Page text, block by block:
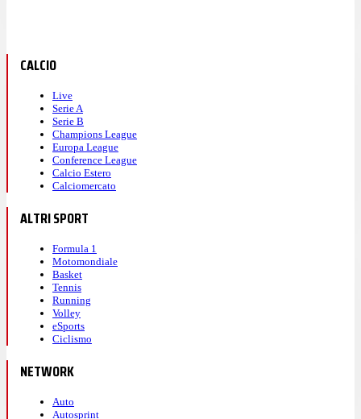
CALCIO
Live
Serie A
Serie B
Champions League
Europa League
Conference League
Calcio Estero
Calciomercato
ALTRI SPORT
Formula 1
Motomondiale
Basket
Tennis
Running
Volley
eSports
Ciclismo
NETWORK
Auto
Autosprint